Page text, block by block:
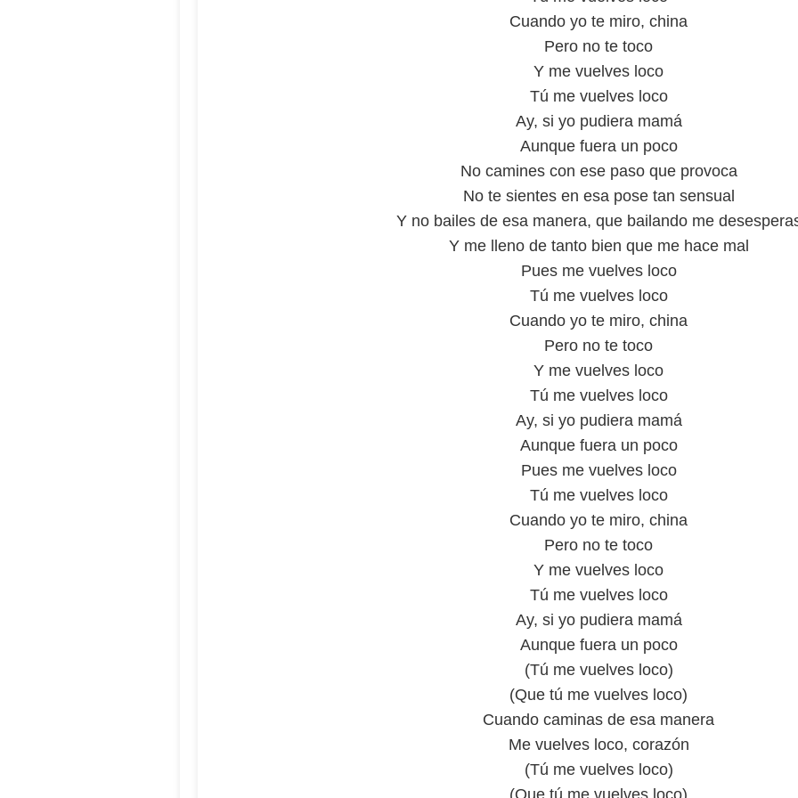
Cuando yo te miro, china
Pero no te toco
Y me vuelves loco
Tú me vuelves loco
Ay, si yo pudiera mamá
Aunque fuera un poco
No camines con ese paso que provoca
No te sientes en esa pose tan sensual
Y no bailes de esa manera, que bailando me
Y me lleno de tanto bien que me hace mal
Pues me vuelves loco
Tú me vuelves loco
Cuando yo te miro, china
Pero no te toco
Y me vuelves loco
Tú me vuelves loco
Ay, si yo pudiera mamá
Aunque fuera un poco
Pues me vuelves loco
Tú me vuelves loco
Cuando yo te miro, china
Pero no te toco
Y me vuelves loco
Tú me vuelves loco
Ay, si yo pudiera mamá
Aunque fuera un poco
(Tú me vuelves loco)
(Que tú me vuelves loco)
Cuando caminas de esa manera
Me vuelves loco, corazón
(Tú me vuelves loco)
(Que tú me vuelves loco)